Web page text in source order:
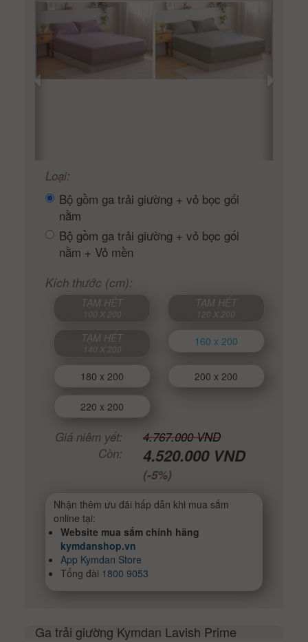
Loại:
Bộ gồm ga trải giường + vỏ bọc gối
nằm
Bộ gồm ga trải giường + vỏ bọc gối
nằm + Vỏ mền
Kích thước (cm):
TẠM HẾT
100 X 200
TẠM HẾT
120 X 200
TẠM HẾT
140 X 200
160 x 200
180 x 200 200 x 200
220 x 200
Giá niêm yết:
4.767.000 VND
Còn:
4.520.000 VND
(-5%)
Nhận thêm ưu đãi hấp dẫn khi mua sắm
online tại:
Website mua sắm chính hãng
kymdanshop.vn
App Kymdan Store
Tổng đài 1800 9053
Ga trải giường Kymdan Lavish Prime